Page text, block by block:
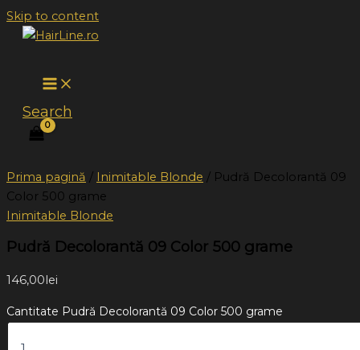
Skip to content
Search
Prima pagină / Inimitable Blonde / Pudră Decolorantă 09
Color 500 grame
Inimitable Blonde
Pudră Decolorantă 09 Color 500 grame
146,00 lei
Cantitate Pudră Decolorantă 09 Color 500 grame